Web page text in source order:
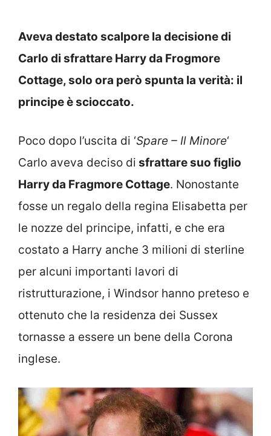
Aveva destato scalpore la decisione di
Carlo di sfrattare Harry da Frogmore
Cottage, solo ora però spunta la verità: il
principe è scioccato.
Poco dopo l’uscita di ‘Spare – Il Minore‘
Carlo aveva deciso di sfrattare suo figlio
Harry da Fragmore Cottage. Nonostante
fosse un regalo della regina Elisabetta per
le nozze del principe, infatti, e che era
costato a Harry anche 3 milioni di sterline
per alcuni importanti lavori di
ristrutturazione, i Windsor hanno preteso e
ottenuto che la residenza dei Sussex
tornasse a essere un bene della Corona
inglese.